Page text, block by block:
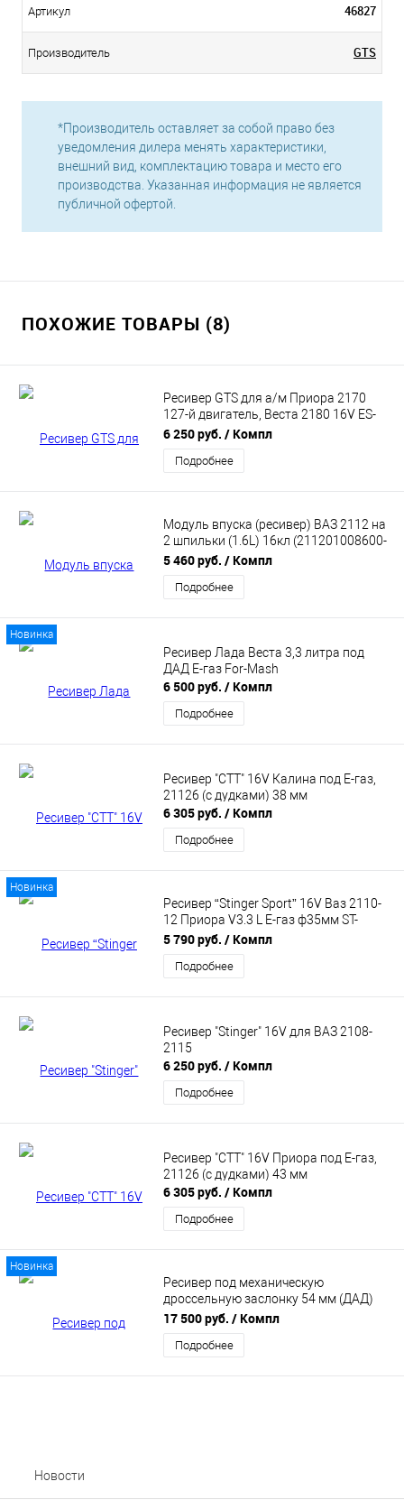
Артикул 46827
Производитель GTS
*Производитель оставляет за собой право без
уведомления дилера менять характеристики,
внешний вид, комплектацию товара и место его
производства. Указанная информация не является
публичной офертой.
ПОХОЖИЕ ТОВАРЫ (8)
Ресивер GTS для а/м Приора 2170
127-й двигатель, Веста 2180 16V ES-
00876
6 250 руб. / Компл
Подробнее
Модуль впуска (ресивер) ВАЗ 2112 на
2 шпильки (1.6L) 16кл (211201008600-
20)
5 460 руб. / Компл
Подробнее
Новинка
Ресивер Лада Веста 3,3 литра под
ДАД Е-газ For-Mash
6 500 руб. / Компл
Подробнее
Ресивер "СТТ" 16V Калина под Е-газ,
21126 (с дудками) 38 мм
6 305 руб. / Компл
Подробнее
Новинка
Ресивер “Stinger Sport” 16V Ваз 2110-
12 Приора V3.3 L Е-газ ф35мм ST-
00521
5 790 руб. / Компл
Подробнее
Ресивер "Stinger" 16V для ВАЗ 2108-
2115
6 250 руб. / Компл
Подробнее
Ресивер "СТТ" 16V Приора под Е-газ,
21126 (с дудками) 43 мм
6 305 руб. / Компл
Подробнее
Новинка
Ресивер под механическую
дроссельную заслонку 54 мм (ДАД)
для 16v двигателей ВАЗ 2101-2107
MAXTUNING
17 500 руб. / Компл
Подробнее
Новости